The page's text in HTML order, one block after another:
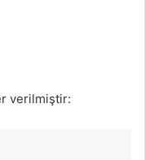
verilmiştir: